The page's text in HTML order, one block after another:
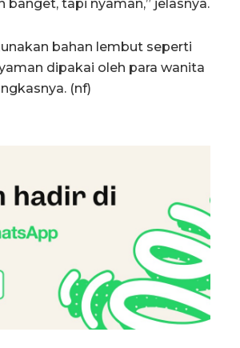
tapi nyaman,” jelasnya.
bahan lembut seperti
dipakai oleh para wanita
(nf)